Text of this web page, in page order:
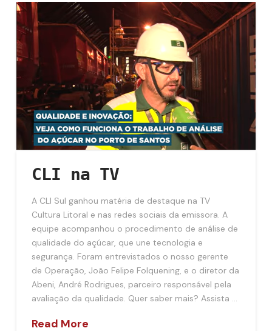
CLI na TV
A CLI Sul ganhou matéria de destaque na TV
Cultura Litoral e nas redes sociais da emissora. A
equipe acompanhou o procedimento de análise de
qualidade do açúcar, que une tecnologia e
segurança. Foram entrevistados o nosso gerente
de Operação, João Felipe Folquening, e o diretor da
Abeni, André Rodrigues, parceiro responsável pela
avaliação da qualidade. Quer saber mais? Assista …
Read More